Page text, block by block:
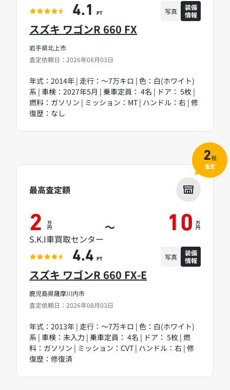
岩手県北上市
査定依頼日：2026年08月03日
スズキ ワゴンR 660 FX
年式：2014年 | 走行：～7万キロ | 色：白(ホワイト)
系 | 車検：2027年5月 | 乗車定員： 4名 | ドア： 5枚 |
燃料：ガソリン | ミッション：MT | ハンドル：右 | 修
復歴：なし
4.1 PT 写真
装備
情報
鹿児島県薩摩川内市
査定依頼日：2026年08月03日
スズキ ワゴンR 660 FX-E
年式：2013年 | 走行：～7万キロ | 色：白(ホワイト)
系 | 車検：未入力 | 乗車定員： 4名 | ドア： 5枚 | 燃
料：ガソリン | ミッション：CVT | ハンドル：右 | 修
復歴：修復済
最高査定額
2 万
円 ～ 10 万
円
S.K.I車買取センター
4.4 PT 写真
装備
情報
2社
査定